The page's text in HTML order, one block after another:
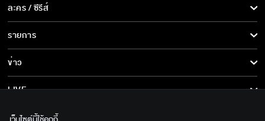
ผมมาที่นี่ก็เพื่อคุณ
ละคร / ซีรีส์
ละคร/ซีรีส์
ซีรีส์นานาชาติ
การ์ตูน & เกม
รายการ
รายการทั้งหมด
ข่าว
ข่าวทั้งหมด
LIVE
เกี่ยวกับเรา